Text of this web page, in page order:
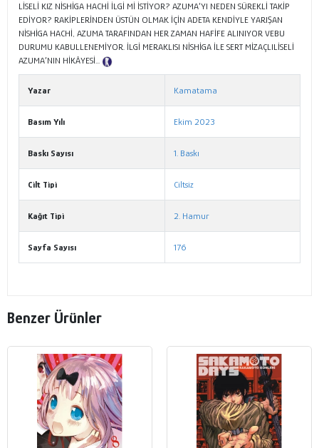
LİSELİ KIZ NİSHİGA HACHİ İLGİ Mİ İSTİYOR? AZUMA’YI NEDEN SÜREKLİ TAKİP
EDİYOR? RAKİPLERİNDEN ÜSTÜN OLMAK İÇİN ADETA KENDİYLE YARIŞAN
NİSHİGA HACHİ, AZUMA TARAFINDAN HER ZAMAN HAFİFE ALINIYOR VEBU
DURUMU KABULLENEMİYOR. İLGİ MERAKLISI NİSHİGA İLE SERT MİZAÇLILİSELİ
AZUMA’NIN HİKÂYESİ...
Yazar Kamatama
Basım Yılı Ekim 2023
Baskı Sayısı 1. Baskı
Cilt Tipi Ciltsiz
Kağıt Tipi 2. Hamur
Sayfa Sayısı 176
Benzer Ürünler